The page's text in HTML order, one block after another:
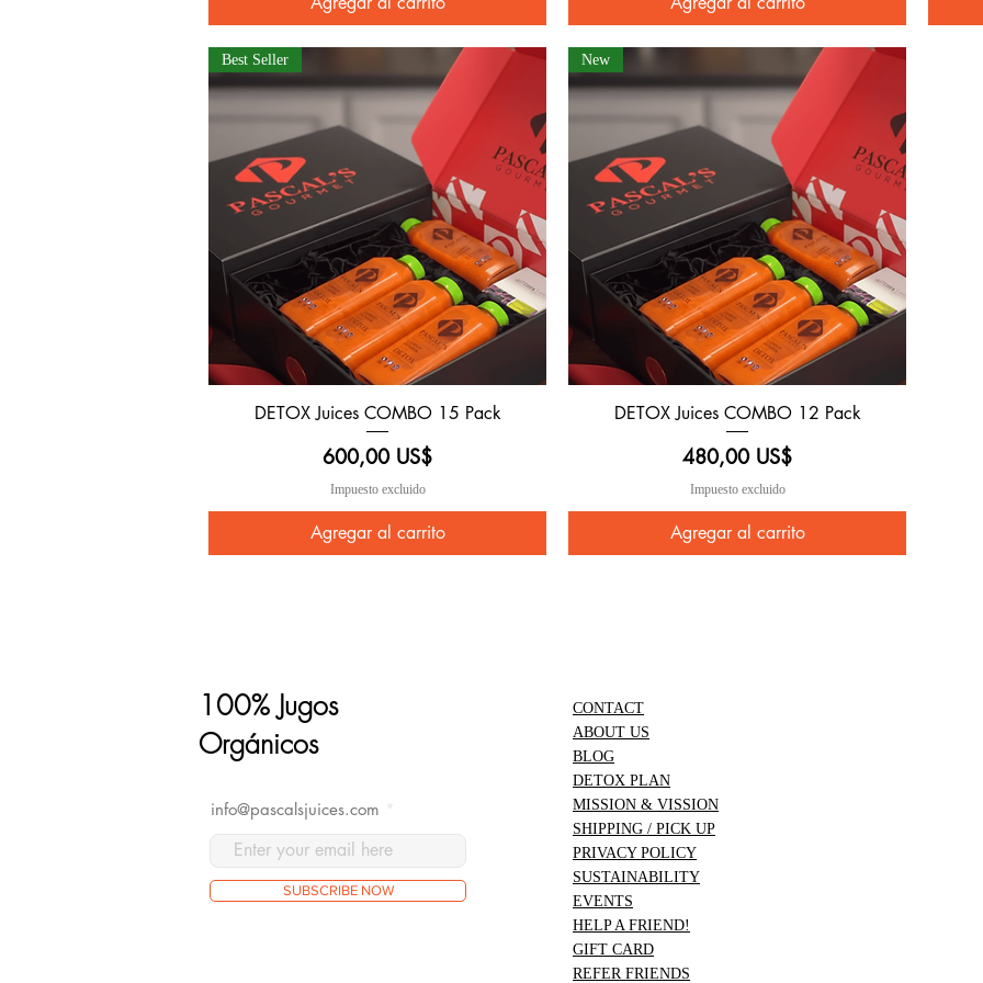
Vista rápida
Best Seller
DETOX Juices COMBO 15 Pack
Precio
600,00 US$
Impuesto excluido
Agregar al carrito
Vista rápida
New
DETOX Juices COMBO 12 Pack
Precio
480,00 US$
Impuesto excluido
Agregar al carrito
100% Jugos
Orgánicos
info@pascalsjuices.com
SUBSCRIBE NOW
CONTACT
ABOUT US
BLOG
DETOX PLAN
MISSION & VISSION
SHIPPING / PICK UP
PRIVACY POLICY
SUSTAINABILITY
EVENTS
HELP A FRIEND!
GIFT CARD
REFER FRIENDS